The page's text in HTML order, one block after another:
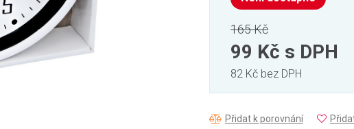
165 Kč
99 Kč s DPH
82 Kč bez DPH
Přidat k porovnání